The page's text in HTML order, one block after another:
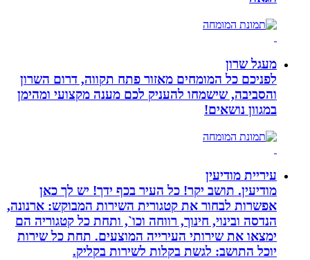
מעגל שרון
לפניכם כל המומחים מאזור פתח תקווה, דרום השרון
והסביבה, שישמחו להעניק לכם מענה מקצועי ומהימן
במגוון נושאים!
עיריית מודיעין
מודיעין. תושב יקר! כל העיר בכף ידך! יש לך כאן
אפשרות לבחור את קטגורית השירות המבוקש: ארנונה,
הנדסה ובינוי, חינוך, רווחה וכו`, ותחת כל קטגוריה הם
ימצאו את שירותי העירייה המוצעים. תחת כל שירות
יוכל התושב: לגשת בקלות לשירות בקליק.